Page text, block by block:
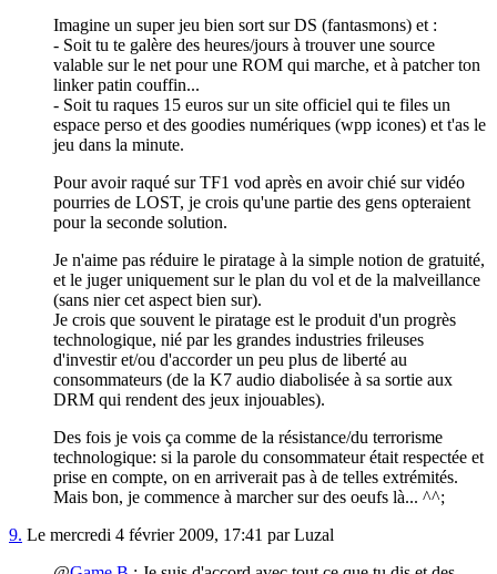
Imagine un super jeu bien sort sur DS (fantasmons) et :
- Soit tu te galère des heures/jours à trouver une source
valable sur le net pour une ROM qui marche, et à patcher ton
linker patin couffin...
- Soit tu raques 15 euros sur un site officiel qui te files un
espace perso et des goodies numériques (wpp icones) et t'as le
jeu dans la minute.
Pour avoir raqué sur TF1 vod après en avoir chié sur vidéo
pourries de LOST, je crois qu'une partie des gens opteraient
pour la seconde solution.
Je n'aime pas réduire le piratage à la simple notion de gratuité,
et le juger uniquement sur le plan du vol et de la malveillance
(sans nier cet aspect bien sur).
Je crois que souvent le piratage est le produit d'un progrès
technologique, nié par les grandes industries frileuses
d'investir et/ou d'accorder un peu plus de liberté au
consommateurs (de la K7 audio diabolisée à sa sortie aux
DRM qui rendent des jeux injouables).
Des fois je vois ça comme de la résistance/du terrorisme
technologique: si la parole du consommateur était respectée et
prise en compte, on en arriverait pas à de telles extrémités.
Mais bon, je commence à marcher sur des oeufs là... ^^;
9. Le mercredi 4 février 2009, 17:41 par Luzal